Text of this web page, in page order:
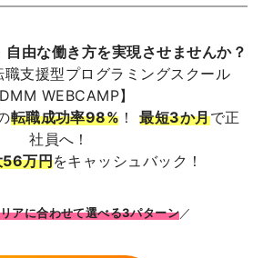
自由な働き方を実現させませんか？
職支援型プログラミングスクール
DMM WEBCAMP】
転職成功率98% ！最短3か月で正
社員へ！
56万円をキャッシュバック！
アに合わせて選べる3パターン／